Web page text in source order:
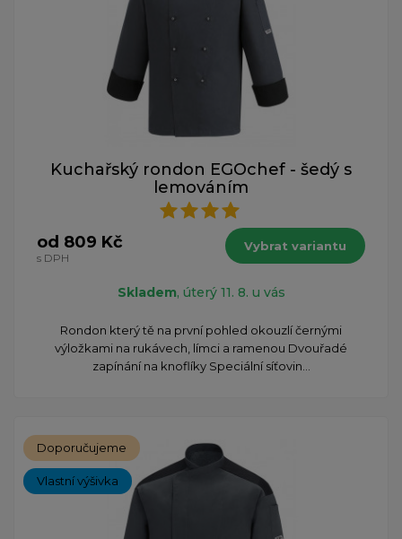
Kuchařský rondon EGOchef - šedý s
lemováním
od 809 Kč
s DPH
Vybrat variantu
Skladem, úterý 11. 8. u vás
​Rondon který tě na první pohled okouzlí černými
výložkami na rukávech, límci a ramenou Dvouřadé
zapínání na knoflíky Speciální síťovin...
Doporučujeme
Vlastní výšivka